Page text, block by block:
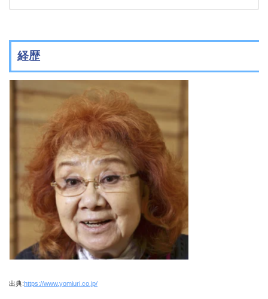
経歴
出典:https://www.yomiuri.co.jp/